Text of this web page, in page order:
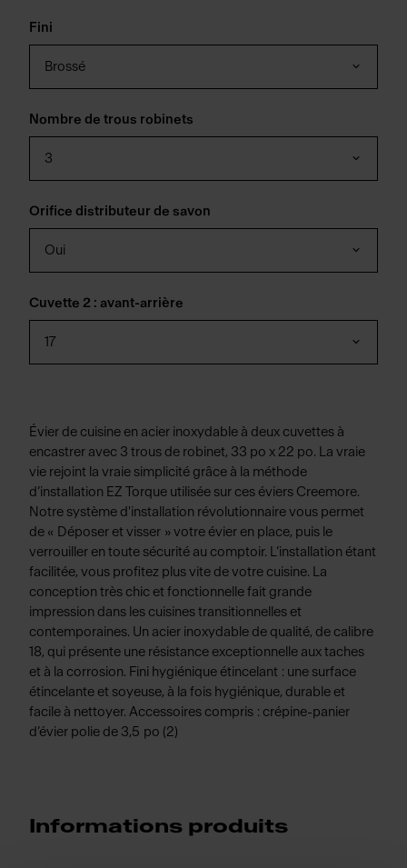
Fini
Brossé
Nombre de trous robinets
3
Orifice distributeur de savon
Oui
Cuvette 2 : avant-arrière
17
Évier de cuisine en acier inoxydable à deux cuvettes à
encastrer avec 3 trous de robinet, 33 po x 22 po. La vraie
vie rejoint la vraie simplicité grâce à la méthode
d’installation EZ Torque utilisée sur ces éviers Creemore.
Notre système d'installation révolutionnaire vous permet
de « Déposer et visser » votre évier en place, puis le
verrouiller en toute sécurité au comptoir. L’installation étant
facilitée, vous profitez plus vite de votre cuisine. La
conception très chic et fonctionnelle fait grande
impression dans les cuisines transitionnelles et
contemporaines. Un acier inoxydable de qualité, de calibre
18, qui présente une résistance exceptionnelle aux taches
et à la corrosion. Fini hygiénique étincelant : une surface
étincelante et soyeuse, à la fois hygiénique, durable et
facile à nettoyer. Accessoires compris : crépine-panier
d’évier polie de 3,5 po (2)
Informations produits